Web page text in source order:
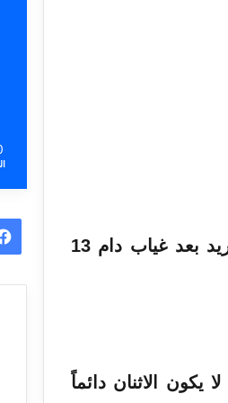
يعود جوزيه مورينيو إلى ريال مدريد بعد غياب دام 13
الاثنان دائماً